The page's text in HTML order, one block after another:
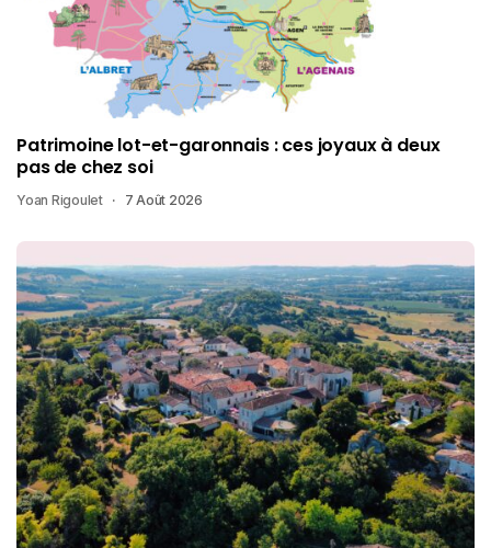
Patrimoine lot-et-garonnais : ces joyaux à deux
pas de chez soi
Yoan Rigoulet 7 Août 2026